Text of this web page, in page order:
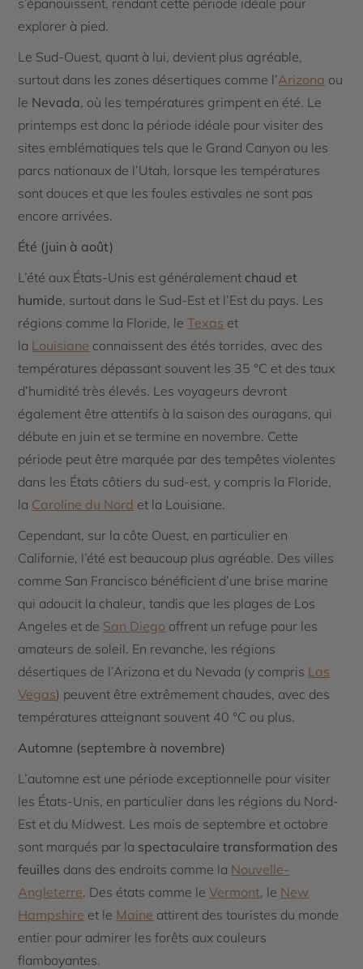
explorer à pied.
Le Sud-Ouest, quant à lui, devient plus agréable,
surtout dans les zones désertiques comme l’Arizona ou
le Nevada, où les températures grimpent en été. Le
printemps est donc la période idéale pour visiter des
sites emblématiques tels que le Grand Canyon ou les
parcs nationaux de l’Utah, lorsque les températures
sont douces et que les foules estivales ne sont pas
encore arrivées.
Été (juin à août)
L’été aux États-Unis est généralement chaud et
humide, surtout dans le Sud-Est et l’Est du pays. Les
régions comme la Floride, leTexas et
la Louisiane connaissent des étés torrides, avec des
températures dépassant souvent les 35 °C et des taux
d’humidité très élevés. Les voyageurs devront
également être attentifs à la saison des ouragans, qui
débute en juin et se termine en novembre. Cette
période peut être marquée par des tempêtes violentes
dans les États côtiers du sud-est, y compris la Floride,
la Caroline du Nord et la Louisiane.
Cependant, sur la côte Ouest, en particulier en
Californie, l’été est beaucoup plus agréable. Des villes
comme San Francisco bénéficient d’une brise marine
qui adoucit la chaleur, tandis que les plages de Los
Angeles et de San Diego offrent un refuge pour les
amateurs de soleil. En revanche, les régions
désertiques de l’Arizona et du Nevada (y compris Las
Vegas) peuvent être extrêmement chaudes, avec des
températures atteignant souvent 40 °C ou plus.
Automne (septembre à novembre)
L’automne est une période exceptionnelle pour visiter
les États-Unis, en particulier dans les régions du Nord-
Est et du Midwest. Les mois de septembre et octobre
sont marqués par la spectaculaire transformation des
feuilles dans des endroits comme la Nouvelle-
Angleterre. Des états comme leVermont, le New
Hampshire et le Maine attirent des touristes du monde
entier pour admirer les forêts aux couleurs
flamboyantes.